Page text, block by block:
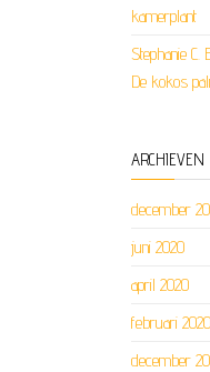
kamerplant
Stephanie
De kokos
ARCHIEVEN
december
juni 2020
april 2020
februari 2020
december